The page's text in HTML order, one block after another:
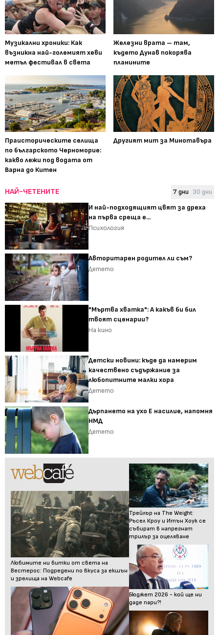
Музикални хроники: Как
възникна най-големият хеви
метъл фестивал в света
Железни врата – там,
където Дунав покорява
планините
Праисторическите селища
по българското Черноморие:
какво лежи под водата от
Варна до Китен
Другият мит за Минотавъра
НАЙ-ЧЕТЕНИТЕ 7 дни 30 дни
И най-подходящият цвят за дреха
на първа среща е...
Психология
Авторитарен родител ли съм?
Детето
"Мъртва хватка": А какъв би бил
твоят сценарии?
На кино
Детски новини: къде да намерим
качествено съдържание за
любопитните малки хора
Детето
Дърпането на ухо Е насилие, напомня
НМД
Детето
Любимите ни битки от света на
Вестерос: Подредени по вкуса за екшън
и зрелища на Webcafe
Трейлър на The Weight:
Ръсел Кроу и Итън Хоук се
събират в напрегнат
трилър за оцеляване
Бюджет 2026 - кой ще ни
даде пари?!